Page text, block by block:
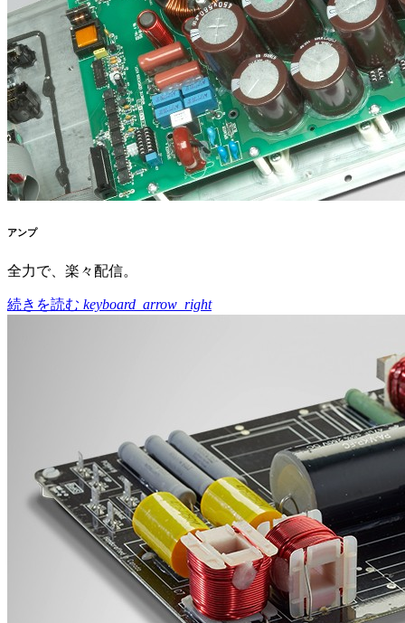
アンプ
全力で、楽々配信。
続きを読む keyboard_arrow_right